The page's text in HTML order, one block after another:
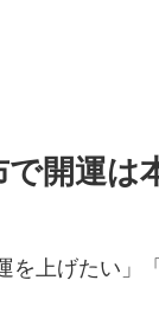
開運は
を上げたい